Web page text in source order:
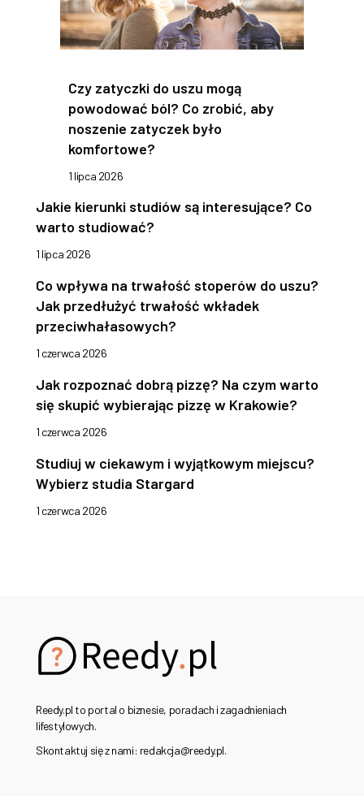
Czy zatyczki do uszu mogą
powodować ból? Co zrobić, aby
noszenie zatyczek było
komfortowe?
1 lipca 2026
Jakie kierunki studiów są interesujące? Co
warto studiować?
1 lipca 2026
Co wpływa na trwałość stoperów do uszu?
Jak przedłużyć trwałość wkładek
przeciwhałasowych?
1 czerwca 2026
Jak rozpoznać dobrą pizzę? Na czym warto
się skupić wybierając pizzę w Krakowie?
1 czerwca 2026
Studiuj w ciekawym i wyjątkowym miejscu?
Wybierz studia Stargard
1 czerwca 2026
Reedy.pl to portal o biznesie, poradach i zagadnieniach
lifestylowych.
Skontaktuj się z nami: redakcja@reedy.pl.